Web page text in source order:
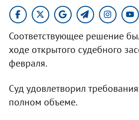
Соответствующее решение
ходе открытого судебного
февраля.
Суд удовлетворил
полном объеме.